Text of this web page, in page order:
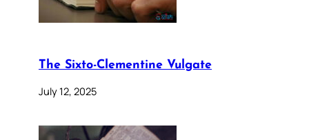
The Sixto-Clementine Vulgate
July 12, 2025